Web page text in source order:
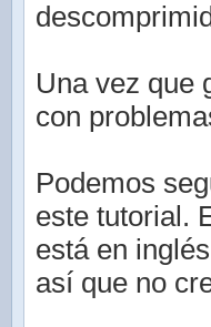
Una vez que
con
Podemos
este tutorial.
está en
así que no